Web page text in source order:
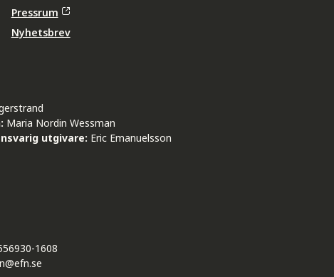
Pressrum
Nyhetsbrev
Maria Nordin Wessman
utgivare: Eric Emanuelsson
1608